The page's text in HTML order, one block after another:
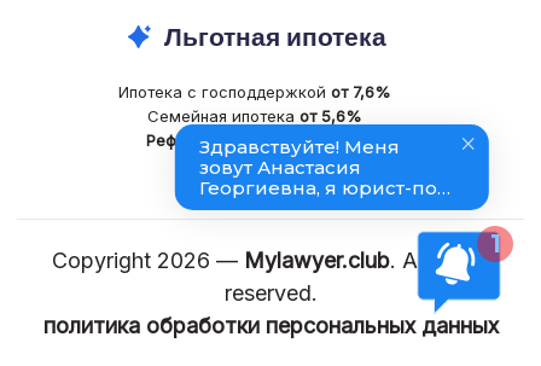
Льготная ипотека
Ипотека с господдержкой от 7,6%
Семейная ипотека от 5,6%
Рефинансированиеипотеки
Copyright 2026 — Mylawyer.club. All rights
reserved.
политика обработки персональных данных